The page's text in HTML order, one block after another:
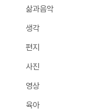
삶과음악
생각
편지
사진
영상
육아